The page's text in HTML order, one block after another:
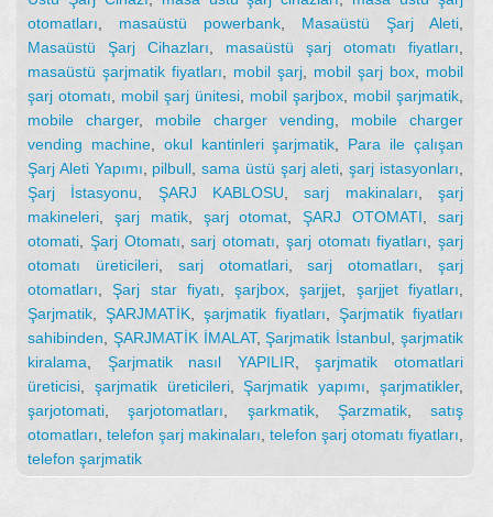
otomatları
masaüstü powerbank Masaüstü Şarj Aleti
Masaüstü Şarj Cihazları
masaüstü şarj otomatı fiyatları
masaüstü şarjmatik fiyatları
mobil şarj mobil şarj box
mobil
şarj otomatı
mobil şarj ünitesi mobil şarjbox mobil şarjmatik
mobile charger, mobile charger vending
mobile charger
vending machine, okul kantinleri şarjmatik
Para ile çalışan
Şarj Aleti Yapımı
pilbull ,sama üstü şarj aleti ,şarj istasyonları
Şarj İstasyonu
ŞARJ KABLOSU ,sarj makinaları ,şarj
makineleri
şarj matik, şarj otomat ,ŞARJ OTOMATI ,sarj
otomati
Şarj Otomatı ,sarj otomatı şarj otomatı fiyatları
şarj
otomatı üreticileri, sarj otomatlari,sarj otomatları ,şarj
otomatları ,Şarj star fiyatı ,şarjbox ,şarjjet şarjjet fiyatları
Şarjmatik
ŞARJMATİK şarjmatik fiyatları
Şarjmatik fiyatları
sahibinden
ŞARJMATİK İMALAT,Şarjmatik İstanbul ,şarjmatik
kiralama
Şarjmatik nasıl YAPILIR ,şarjmatik otomatlari
üreticisi
şarjmatik üreticileri,Şarjmatik yapımı ,şarjmatikler,
şarjotomati ,şarjotomatları şarkmatik, Şarzmatik, satış
otomatları telefon şarj makinaları telefon şarj otomatı fiyatları
telefon şarjmatik